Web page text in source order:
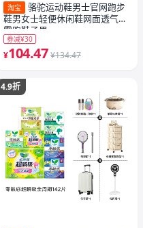
淘宝
骆驼运动鞋男士官网跑步
鞋男女士轻便休闲鞋网面透气减
震跑鞋子男
券减¥30
¥104.47 ¥134.47
4.9折